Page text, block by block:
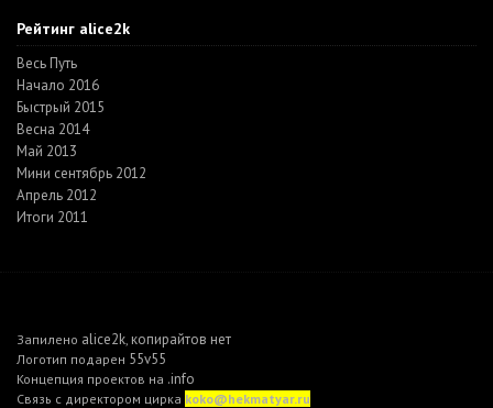
Рейтинг alice2k
Весь Путь
Начало 2016
Быстрый 2015
Весна 2014
Май 2013
Мини сентябрь 2012
Апрель 2012
Итоги 2011
Запилено alice2k, копирайтов нет
Логотип подарен 55v55
Концепция проектов на .info
Связь с директором цирка koko@hekmatyar.ru